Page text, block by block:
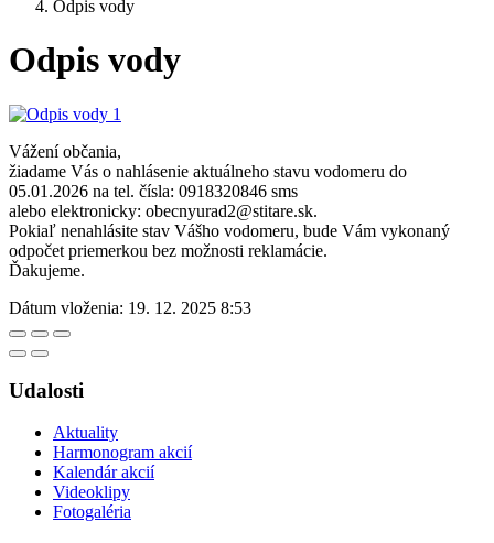
Odpis vody
Odpis vody
Vážení občania,
žiadame Vás o nahlásenie aktuálneho stavu vodomeru do
05.01.2026 na tel. čísla: 0918320846 sms
alebo elektronicky: obecnyurad2@stitare.sk.
Pokiaľ nenahlásite stav Vášho vodomeru, bude Vám vykonaný
odpočet priemerkou bez možnosti reklamácie.
Ďakujeme.
Dátum vloženia: 19. 12. 2025 8:53
Udalosti
Aktuality
Harmonogram akcií
Kalendár akcií
Videoklipy
Fotogaléria